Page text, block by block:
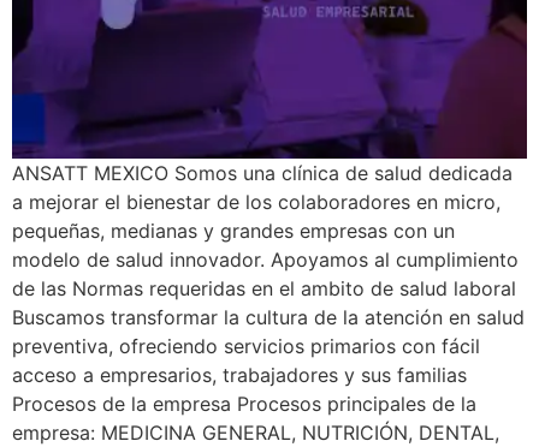
ANSATT MEXICO Somos una clínica de salud dedicada
a mejorar el bienestar de los colaboradores en micro,
pequeñas, medianas y grandes empresas con un
modelo de salud innovador. Apoyamos al cumplimiento
de las Normas requeridas en el ambito de salud laboral
Buscamos transformar la cultura de la atención en salud
preventiva, ofreciendo servicios primarios con fácil
acceso a empresarios, trabajadores y sus familias
Procesos de la empresa Procesos principales de la
empresa: MEDICINA GENERAL, NUTRICIÓN, DENTAL,